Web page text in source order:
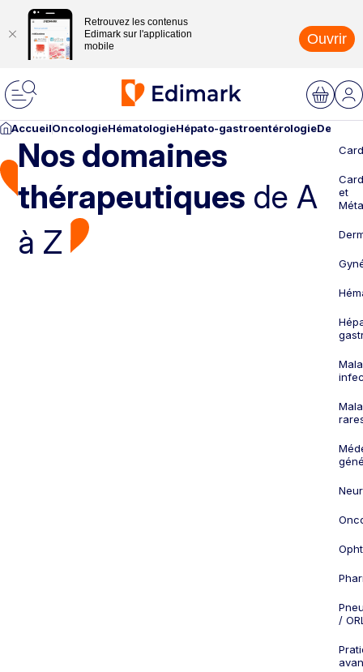
Retrouvez les contenus
Edimark sur l'application
mobile
Ouvrir
AccueilOncologieHématologieHépato-gastroentérologie
Nos domaines
thérapeutiques de A
à Z
et
/